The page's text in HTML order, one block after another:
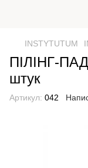
INSTYTUTUM
ПІЛІНГ-
штук
Артикул: 042